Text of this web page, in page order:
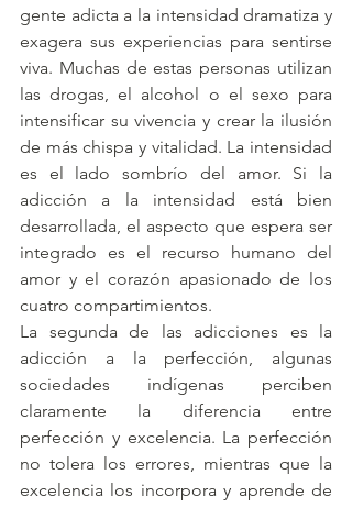
gente adicta a la intensidad dramatiza y
exagera sus experiencias para sentirse
viva. Muchas de estas personas utilizan
las drogas, el alcohol o el sexo para
intensificar su vivencia y crear la ilusión
de más chispa y vitalidad. La intensidad
es el lado sombrío del amor. Si la
adicción a la intensidad está bien
desarrollada, el aspecto que espera ser
integrado es el recurso humano del
amor y el corazón apasionado de los
cuatro compartimientos.
La segunda de las adicciones es la
adicción a la perfección, algunas
sociedades indígenas perciben
claramente la diferencia entre
perfección y excelencia. La perfección
no tolera los errores, mientras que la
excelencia los incorpora y aprende de